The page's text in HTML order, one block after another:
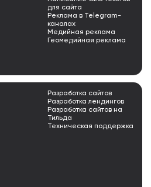
для сайта
Реклама в Telegram-
каналах
Медийная реклама
Геомедийная реклама
Разработка сайтов
Разработка лендингов
Разработка сайтов на
Тильда
Техническая поддержка